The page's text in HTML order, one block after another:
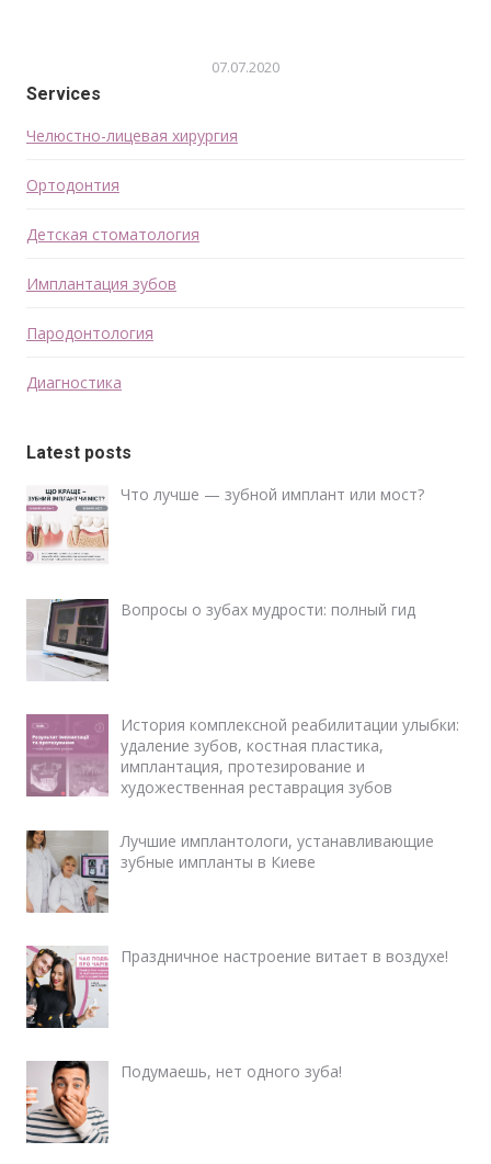
07.07.2020
Services
Челюстно-лицевая хирургия
Ортодонтия
Детская стоматология
Имплантация зубов
Пародонтология
Диагностика
Latest posts
Что лучше — зубной имплант или мост?
Вопросы о зубах мудрости: полный гид
История комплексной реабилитации улыбки:
удаление зубов, костная пластика,
имплантация, протезирование и
художественная реставрация зубов
Лучшие имплантологи, устанавливающие
зубные импланты в Киеве
Праздничное настроение витает в воздухе!
Подумаешь, нет одного зуба!